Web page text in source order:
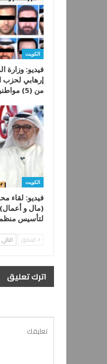
الكويت
فيديو: وزارة
إرهابي لحزب
من (5) مواطنين…
الكويت
فيديو: لقاء
لتأسيس
السابق التالي
اترك تعليق